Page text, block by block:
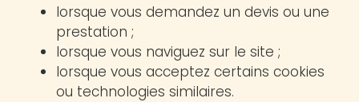
lorsque vous demandez un devis ou une
prestation ;
lorsque vous naviguez sur le site ;
lorsque vous acceptez certains cookies
ou technologies similaires.